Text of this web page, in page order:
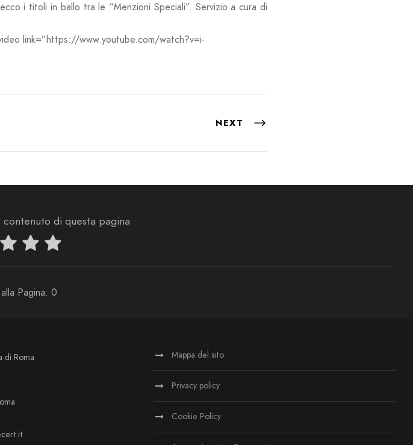
i titoli in ballo tra le “Menzioni Speciali”. Servizio a cura di
link=”https://www.youtube.com/watch?v=i-
NEXT
di questa pagina
Pagina: 0
di Roma
Mappa del sito
Privacy policy
Cookie Policy